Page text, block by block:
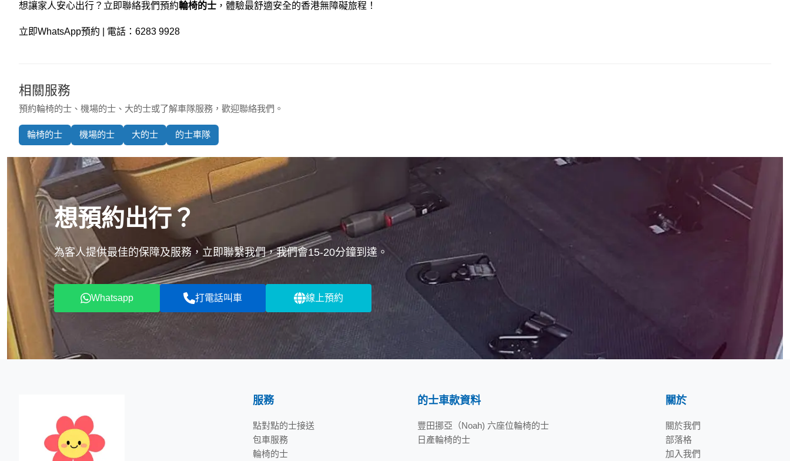
想讓家人安心出行？立即聯絡我們預約輪椅的士 ，體驗最舒適安全的香港無障礙旅程！
立即WhatsApp預約 | 電話：6283 9928
相關服務
預約輪椅的士、機場的士、大的士或了解車隊服務，歡迎聯絡我們。
輪椅的士 機場的士 大的士 的士車隊
想預約出行？
為客人提供最佳的保障及服務，立即聯繫我們，我們會15-20分鐘到達。
Whatsapp 打電話叫車 線上預約
服務
點對點的士接送
包車服務
輪椅的士
的士車款資料
豐田挪亞（Noah) 六座位輪椅的士
日產輪椅的士
關於
關於我們
部落格
加入我們